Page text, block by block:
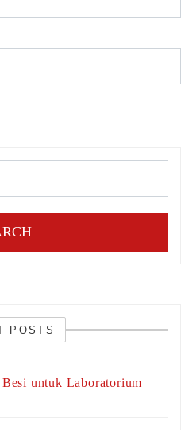
POSTS
untuk Laboratorium